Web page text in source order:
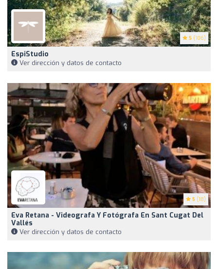
5 (106)
EspiStudio
Ver dirección y datos de contacto
5 (18)
Eva Retana - Videografa Y Fotógrafa En Sant Cugat Del
Vallés
Ver dirección y datos de contacto